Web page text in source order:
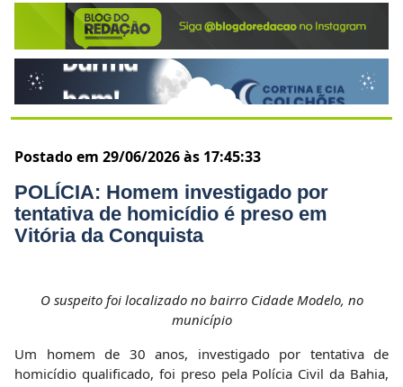
Postado em 29/06/2026 às 17:45:33
POLÍCIA: Homem investigado por
tentativa de homicídio é preso em
Vitória da Conquista
O suspeito foi localizado no bairro Cidade Modelo, no
município
Um homem de 30 anos, investigado por tentativa de
homicídio qualificado, foi preso pela Polícia Civil da Bahia,